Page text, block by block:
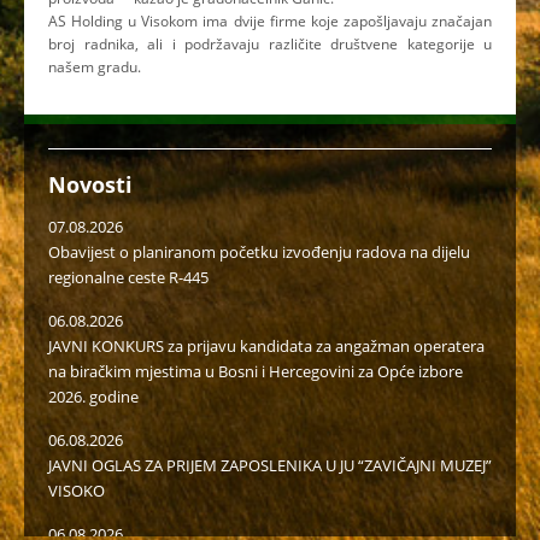
AS Holding u Visokom ima dvije firme koje zapošljavaju značajan
broj radnika, ali i podržavaju različite društvene kategorije u
našem gradu.
Novosti
07.08.2026
Obavijest o planiranom početku izvođenju radova na dijelu
regionalne ceste R-445
06.08.2026
JAVNI KONKURS za prijavu kandidata za angažman operatera
na biračkim mjestima u Bosni i Hercegovini za Opće izbore
2026. godine
06.08.2026
JAVNI OGLAS ZA PRIJEM ZAPOSLENIKA U JU “ZAVIČAJNI MUZEJ”
VISOKO
06.08.2026